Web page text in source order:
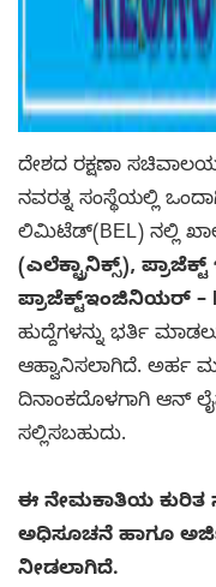
ದೇಶದ ರಕ್ಷಣಾ
ನವರತ್ನ ಸಂಸ್ಥೆಯಲ್ಲಿ
ಲಿಮಿಟೆಡ್(BEL) ನಲ್ಲಿ
(ಎಲೆಕ್ಟ್ರಾನಿಕ್ಸ್),
ಪ್ರಾಜೆಕ್ಟ್ಇಂಜಿನಿಯರ್ –
ಹುದ್ದೆಗಳನ್ನು ಭರ್ತಿ
ಆಹ್ವಾನಿಸಲಾಗಿದೆ. ಅರ್ಹ
ದಿನಾಂಕದೊಳಗಾಗಿ ಆನ್
ಸಲ್ಲಿಸಬಹುದು.
ಈ ನೇಮಕಾತಿಯ ಕುರಿತ
ಅಧಿಸೂಚನೆ ಹಾಗೂ
ನೀಡಲಾಗಿದೆ.